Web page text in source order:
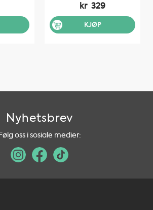
kr 329
KJØP
Nyhetsbrev
oss i sosiale medier: